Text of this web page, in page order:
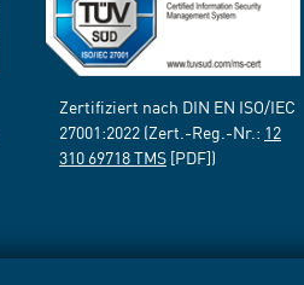
Zertifiziert nach DIN EN ISO/IEC
27001:2022 (Zert.-Reg.-Nr.: 12
310 69718 TMS [PDF])